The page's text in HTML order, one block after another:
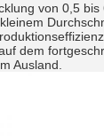
von 0,5
dem
Ausland.